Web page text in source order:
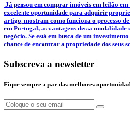
Já pensou em comprar imóveis em leilão
excelente oportunidade para adquirir
artigo, mostram como funciona o processo
em Portugal, as vantagens dessa
negócio. Se está em busca de um
chance de encontrar a propriedade dos seus
Subscreva a newsletter
Fique sempre a par das melhores